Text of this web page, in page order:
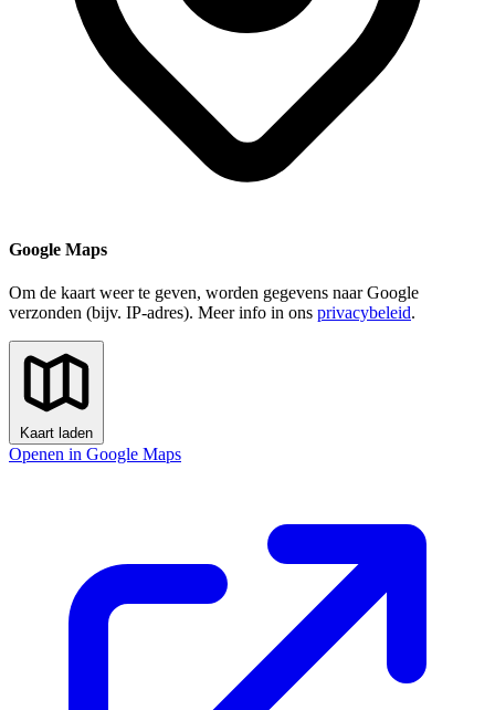
Google Maps
Om de kaart weer te geven, worden gegevens naar Google
verzonden (bijv. IP-adres). Meer info in ons privacybeleid.
Kaart laden
Openen in Google Maps